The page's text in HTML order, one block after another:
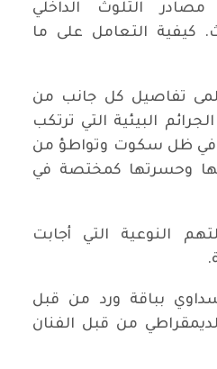
التلوث الداخلي
كيفية التعامل على ما
تفاصيل كل جانب من
البيئية التي ترتكب
في ظل سكوت وتواطؤ من
وحسرتها كمختصة في
النوعية التي أجابت
بباقة ورد من قبل
من قبل الفنان